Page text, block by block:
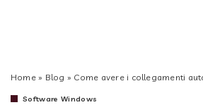
Home» Blog » Come avere i collegamenti automatici sul Desktop quando
Software Windows